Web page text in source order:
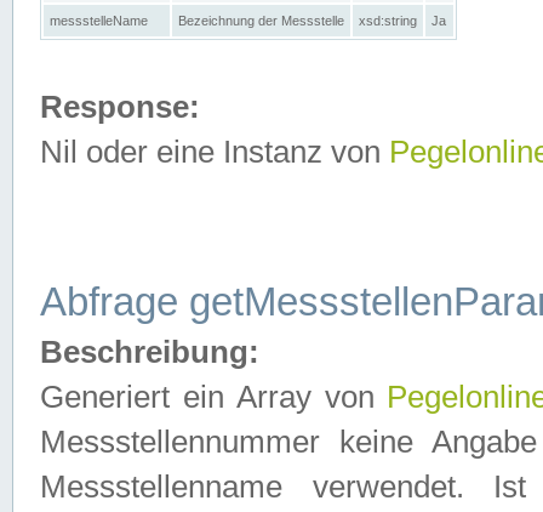
messstelleName Bezeichnung der Messstelle xsd:string Ja
Response:
Nil oder eine Instanz von
Abfrage
Beschreibung:
Generiert ein Array von
Messstellennummer keine
Messstellenname verwendet.